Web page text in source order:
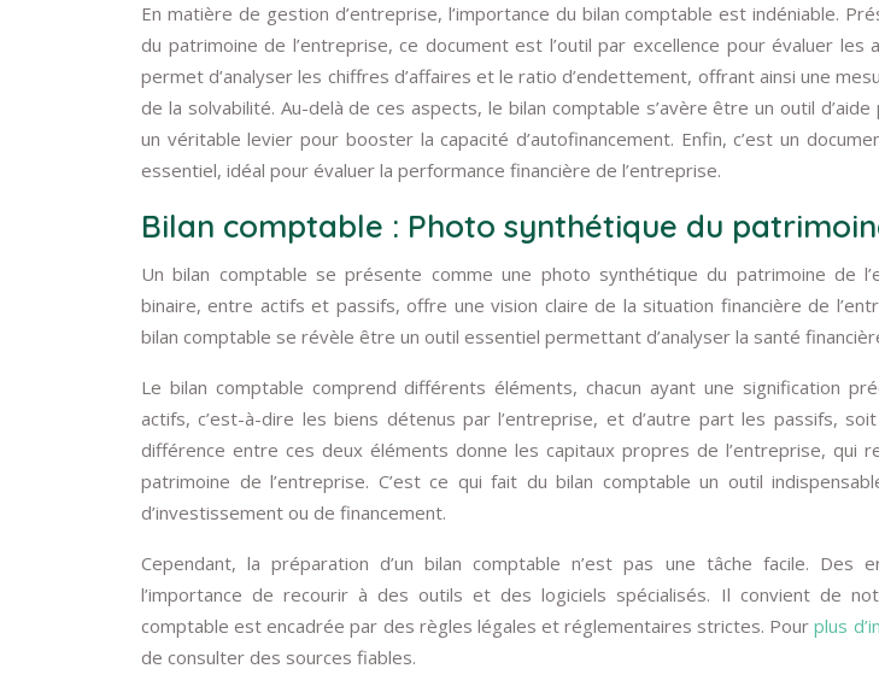
En matière de gestion d’entreprise, l’importance du bilan comptable est indéniable.
du patrimoine de l’entreprise, ce document est l’outil par excellence pour évaluer
permet d’analyser les chiffres d’affaires et le ratio d’endettement, offrant ainsi une
de la solvabilité. Au-delà de ces aspects, le bilan comptable s’avère être un outil
un véritable levier pour booster la capacité d’autofinancement. Enfin, c’est un
essentiel, idéal pour évaluer la performance financière de l’entreprise.
Bilan comptable : Photo synthétique du
Un bilan comptable se présente comme une photo synthétique du patrimoine de
binaire, entre actifs et passifs, offre une vision claire de la situation financière de
bilan comptable se révèle être un outil essentiel permettant d’analyser la santé
Le bilan comptable comprend différents éléments, chacun ayant une signification
actifs, c’est-à-dire les biens détenus par l’entreprise, et d’autre part les passifs,
différence entre ces deux éléments donne les capitaux propres de l’entreprise, qui
patrimoine de l’entreprise. C’est ce qui fait du bilan comptable un outil
d’investissement ou de financement.
Cependant, la préparation d’un bilan comptable n’est pas une tâche facile. Des
l’importance de recourir à des outils et des logiciels spécialisés. Il convient de
comptable est encadrée par des règles légales et réglementaires strictes. Pourplus
de consulter des sources fiables.